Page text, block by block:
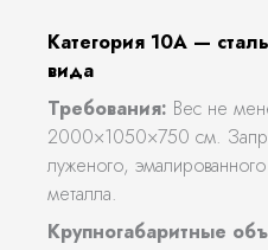
Категория 10А —
вида
Требования: Вес не
2000×1050×750 см.
луженого,
металла.
Крупногабаритные